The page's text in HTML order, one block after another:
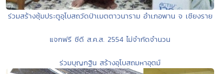
ร่วมสร้างซุ้มประตูอุโบสถวัดป่าเมตตาวนาราม อำเภอพาน จ เชียงราย
แจกฟรี ซีดี ส.ค.ส. 2554 ไม่จำกัดจำนวน
ร่วมบุญกฐิน สร้างอุโบสถมหาอุตม์